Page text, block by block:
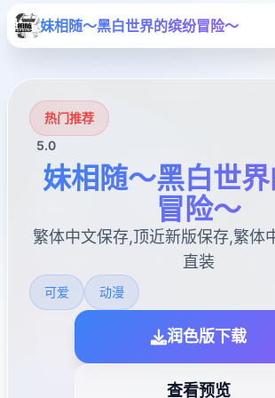
妹相随～黑白世界的缤纷冒险～
热门推荐
5.0
妹相随～黑白世
冒险～
繁体中文保存,顶近新版保存,繁体
直装
可爱 动漫
润色版下载
查看预览